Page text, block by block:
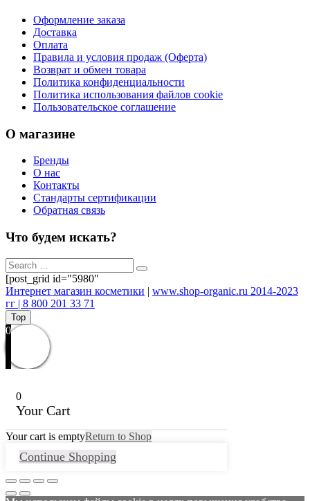
Оформление заказа
Доставка
Оплата
Правила и условия продаж (Оферта)
Возврат и обмен товара
Политика конфиденциальности
Политика использования файлов cookie
Пользовательское соглашение
О магазине
Бренды
О нас
Контакты
Стандарты сертификации
Обратная связь
Что будем искать?
[post_grid id="5980"
Интернет магазин косметики | www.shop-organic.ru 2014-2023
гг | 8 800 201 33 71
Top
0
0
Your Cart
Your cart is emptyReturn to Shop
Continue Shopping